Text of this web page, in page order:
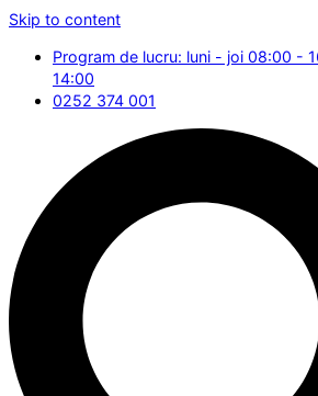
Skip to content
Program de lucru: luni - joi 08:00 -
14:00
0252 374 001